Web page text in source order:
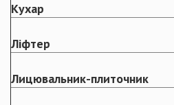
Кухар
Ліфтер
Лицювальник-плиточник